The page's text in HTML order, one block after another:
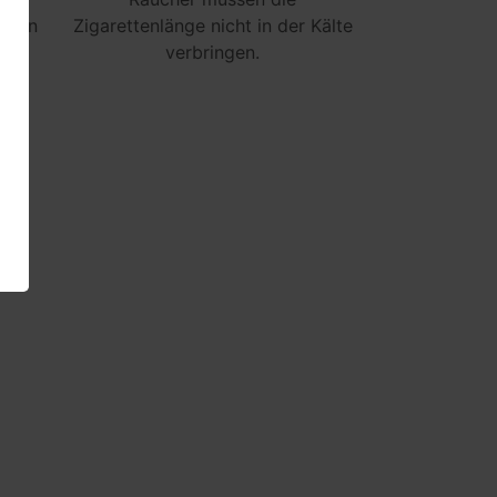
Zigarettenlänge nicht in der Kälte
verbringen.